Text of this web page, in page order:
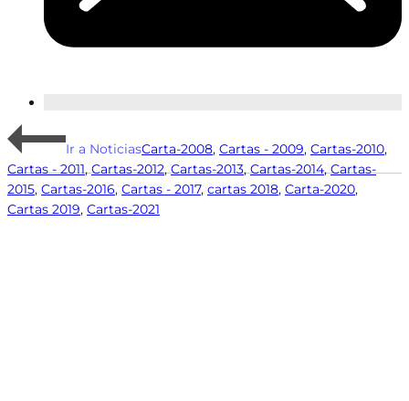
Ir a NoticiasCarta-2008, Cartas - 2009, Cartas-2010,
Cartas - 2011,Cartas-2012,Cartas-2013,Cartas-2014,Cartas-
2015, Cartas-2016, Cartas - 2017, cartas 2018, Carta-2020,
Cartas 2019, Cartas-2021